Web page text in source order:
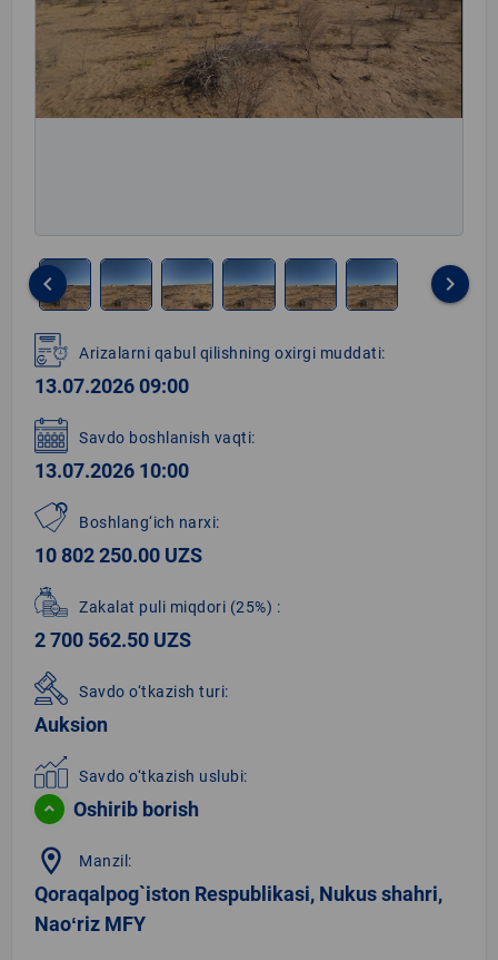
1
of
6
keyboard_arrow_left keyboard_arrow_right
Arizalarni qabul qilishning oxirgi muddati:
13.07.2026 09:00
Savdo boshlanish vaqti:
13.07.2026 10:00
Boshlang‘ich narxi:
10 802 250.00 UZS
Zakalat puli miqdori (25%) :
2 700 562.50 UZS
Savdo o‘tkazish turi:
Auksion
Savdo o‘tkazish uslubi:
Oshirib borish
location_on Manzil:
Qoraqalpog`iston Respublikasi, Nukus shahri,
Naoʻriz MFY